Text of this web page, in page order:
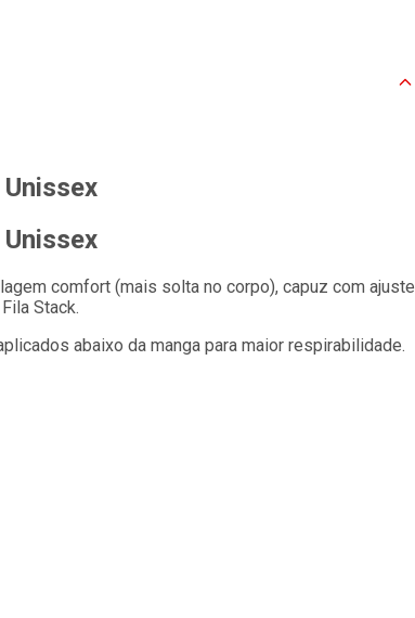
comfort (mais solta no corpo), capuz com ajuste
Stack.
abaixo da manga para maior respirabilidade.